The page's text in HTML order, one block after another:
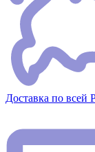
Доставка по всей